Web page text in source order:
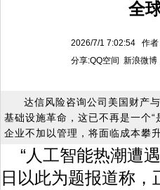
全
2026/7/1 7:02:54 作
分享:QQ空间 新浪微博
达信风险咨询公司美国财产
基础设施革命，这已不再是一个
企业不加以管理，将面临成本攀
“人工智能热潮遭
日以此为题报道称